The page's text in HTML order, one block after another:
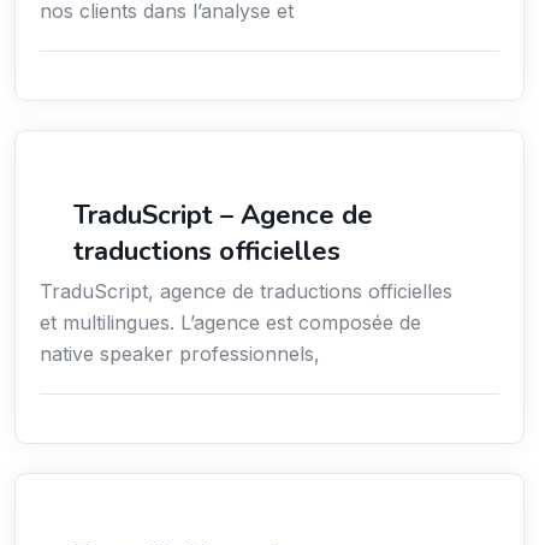
nos clients dans l’analyse et
TraduScript – Agence de
traductions officielles
TraduScript, agence de traductions officielles
et multilingues. L’agence est composée de
native speaker professionnels,